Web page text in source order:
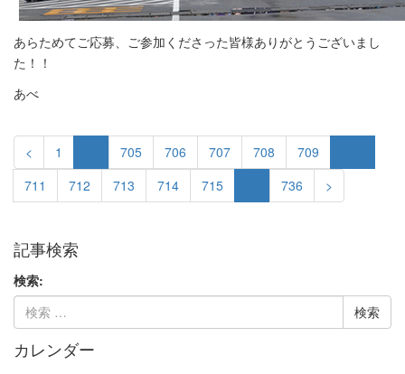
あらためてご応募、ご参加くださった皆様ありがとうございまし
た！！
あべ
< 1 705 706 707 708 709
711
712 713 714 715 736 >
記事検索
検索:
カレンダー